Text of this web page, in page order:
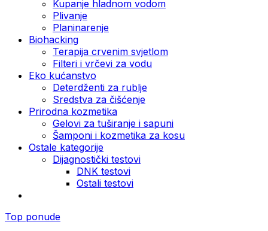
Kupanje hladnom vodom
Plivanje
Planinarenje
Biohacking
Terapija crvenim svjetlom
Filteri i vrčevi za vodu
Eko kućanstvo
Deterdženti za rublje
Sredstva za čišćenje
Prirodna kozmetika
Gelovi za tuširanje i sapuni
Šamponi i kozmetika za kosu
Ostale kategorije
Dijagnostički testovi
DNK testovi
Ostali testovi
Top ponude